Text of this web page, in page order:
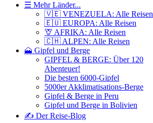
☰ Mehr Länder...
🇻🇪 VENEZUELA: Alle Reisen
🇪🇺 EUROPA: Alle Reisen
🦒 AFRIKA: Alle Reisen
🇨🇭 ALPEN: Alle Reisen
🗻 Gipfel und Berge
GIPFEL & BERGE: Über 120
Abenteuer!
Die besten 6000-Gipfel
5000er Akklimatisations-Berge
Gipfel & Berge in Peru
Gipfel und Berge in Bolivien
✍️ Der Reise-Blog